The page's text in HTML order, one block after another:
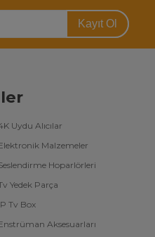
Kayıt Ol
Uydu Alıcılar
Malzemeler
Hoparlörleri
Yedek Parça
Tv Box
Aksesuarları